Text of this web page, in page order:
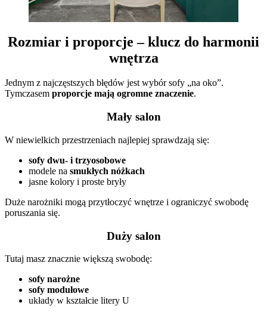
Rozmiar i proporcje – klucz do harmonii
wnętrza
Jednym z najczęstszych błędów jest wybór sofy „na oko”.
Tymczasem proporcje mają ogromne znaczenie.
Mały salon
W niewielkich przestrzeniach najlepiej sprawdzają się:
sofy dwu- i trzyosobowe
modele na smukłych nóżkach
jasne kolory i proste bryły
Duże narożniki mogą przytłoczyć wnętrze i ograniczyć swobodę
poruszania się.
Duży salon
Tutaj masz znacznie większą swobodę:
sofy narożne
sofy modułowe
układy w kształcie litery U